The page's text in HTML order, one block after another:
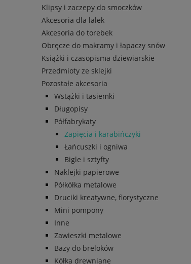
Klipsy i zaczepy do smoczków
Akcesoria dla lalek
Akcesoria do torebek
Obręcze do makramy i łapaczy snów
Książki i czasopisma dziewiarskie
Przedmioty ze sklejki
Pozostałe akcesoria
Wstążki i tasiemki
Długopisy
Półfabrykaty
Zapięcia i karabińczyki
Łańcuszki i ogniwa
Bigle i sztyfty
Naklejki papierowe
Półkółka metalowe
Druciki kreatywne, florystyczne
Mini pompony
Inne
Zawieszki metalowe
Bazy do breloków
Kółka drewniane